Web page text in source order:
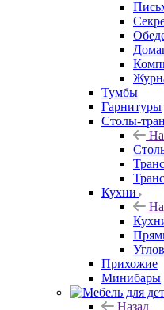
Тумбы
Гарнитуры
Столы-
Кухни
Прихожие
Минибары
Назад